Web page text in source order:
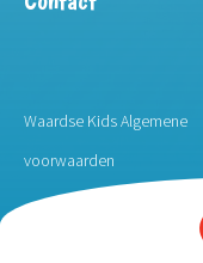
Waardse KidsAlgemene
voorwaarden